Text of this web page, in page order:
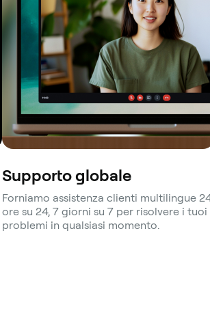
Supporto globale
Forniamo assistenza clienti multilingue
ore su 24, 7 giorni su 7 per risolvere i tuoi
problemi in qualsiasi momento.